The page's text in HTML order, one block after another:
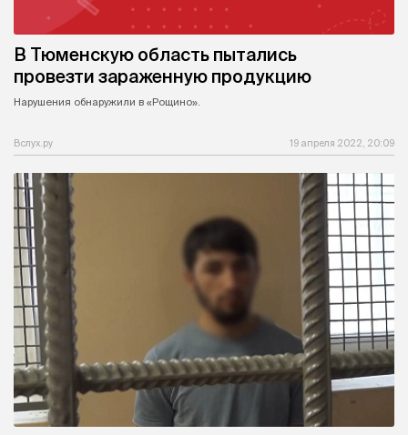
В Тюменскую область пытались
провезти зараженную продукцию
Нарушения обнаружили в «Рощино».
Вслух.ру 19 апреля 2022, 20:09